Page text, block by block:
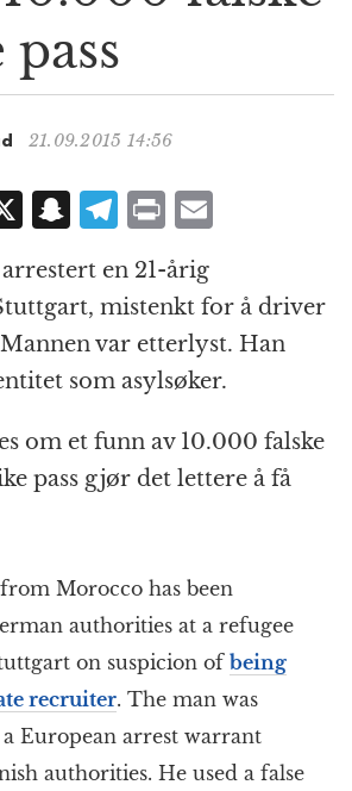
i
n
21.09.2015 14:56
X S
a
p
c
h
at
T
el
e
g
r
a
m
P
ri
n
t
ai
l
en 21-årig
mistenkt for å driver
var etterlyst. Han
som asylsøker.
om et funn av 10.000 falske
pass gjør det lettere å få
Morocco has been
authorities at a refugee
on suspicion of being
recruiter. The man was
European arrest warrant
authorities. He used a false